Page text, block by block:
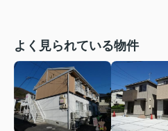
よく見られている物件